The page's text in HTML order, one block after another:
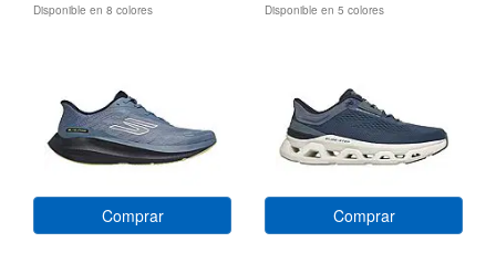
Disponible en 8 colores Disponible en 5 colores
Comprar Comprar